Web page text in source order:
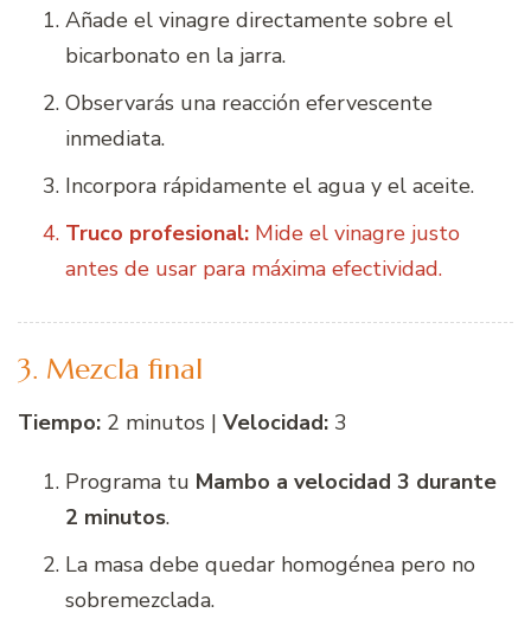
Añade el vinagre directamente sobre el
bicarbonato en la jarra.
Observarás una reacción efervescente
inmediata.
Incorpora rápidamente el agua y el aceite.
Truco profesional: Mide el vinagre justo
antes de usar para máxima efectividad.
3. Mezcla final
Tiempo: 2 minutos | Velocidad: 3
Programa tu Mambo a velocidad 3 durante
2 minutos.
La masa debe quedar homogénea pero no
sobremezclada.